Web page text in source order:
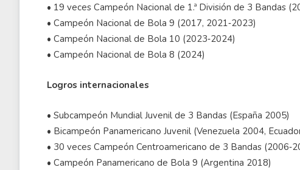
• 19 veces Campeón Nacional de 1.ª División de 3 Bandas
• Campeón Nacional de Bola 9 (2017, 2021‑2023)
• Campeón Nacional de Bola 10 (2023‑2024)
• Campeón Nacional de Bola 8 (2024)
Logros internacionales
• Subcampeón Mundial Juvenil de 3 Bandas (España 2005)
• Bicampeón Panamericano Juvenil (Venezuela 2004,
• 30 veces Campeón Centroamericano de 3 Bandas
• Campeón Panamericano de Bola 9 (Argentina 2018)